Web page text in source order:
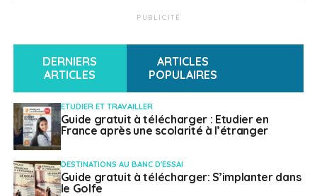
PUBLICITÉ
DERNIERS
ARTICLES
ARTICLES
POPULAIRES
ETUDIER ET TRAVAILLER
Guide gratuit à télécharger : Etudier en
France après une scolarité à l’étranger
DESTINATIONS AU BANC D'ESSAI
Guide gratuit à télécharger: S’implanter dans
le Golfe